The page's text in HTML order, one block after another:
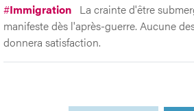
#Immigration La crainte d'être
manifeste dès l'après-guerre. Aucune
donnera satisfaction.